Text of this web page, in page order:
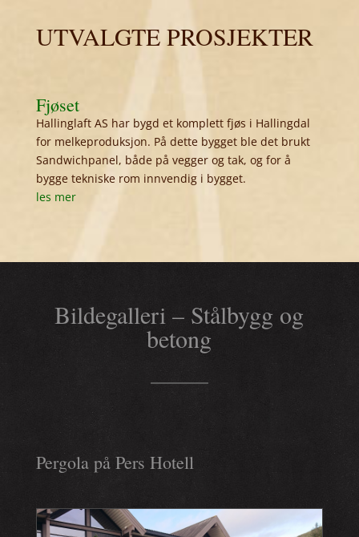
UTVALGTE PROSJEKTER
Fjøset
Hallinglaft AS har bygd et komplett fjøs i Hallingdal
for melkeproduksjon. På dette bygget ble det brukt
Sandwichpanel, både på vegger og tak, og for å
bygge tekniske rom innvendig i bygget.
les mer
Bildegalleri – Stålbygg og
betong
Pergola på Pers Hotell